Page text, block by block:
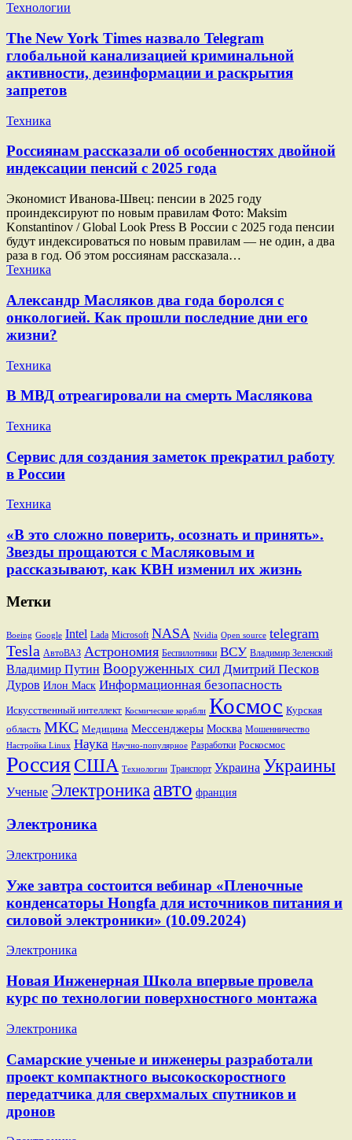
Технологии
The New York Times назвало Telegram
глобальной канализацией криминальной
активности, дезинформации и раскрытия
запретов
Техника
Россиянам рассказали об особенностях двойной
индексации пенсий с 2025 года
Экономист Иванова-Швец: пенсии в 2025 году
проиндексируют по новым правилам Фото: Maksim
Konstantinov / Global Look Press В России с 2025 года пенсии
будут индексироваться по новым правилам — не один, а два
раза в год. Об этом россиянам рассказала…
Техника
Александр Масляков два года боролся с
онкологией. Как прошли последние дни его
жизни?
Техника
В МВД отреагировали на смерть Маслякова
Техника
Сервис для создания заметок прекратил работу
в России
Техника
«В это сложно поверить, осознать и принять».
Звезды прощаются с Масляковым и
рассказывают, как КВН изменил их жизнь
Метки
Boeing Google Intel Lada Microsoft NASA Nvidia Open source telegram
Tesla АвтоВАЗ Астрономия Беспилотники ВСУ Владимир Зеленский
Владимир Путин Вооруженных сил Дмитрий Песков
Дуров Илон Маск Информационная безопасность
Искусственный интеллект Космические корабли Космос Курская
область МКС Медицина Мессенджеры Москва Мошенничество
Настройка Linux Наука Научно-популярное Разработки Роскосмос
РоссияСША Технологии Транспорт Украина Украины
Ученые Электроника авто франция
Электроника
Электроника
Уже завтра состоится вебинар «Пленочные
конденсаторы Hongfa для источников питания и
силовой электроники» (10.09.2024)
Электроника
Новая Инженерная Школа впервые провела
курс по технологии поверхностного монтажа
Электроника
Самарские ученые и инженеры разработали
проект компактного высокоскоростного
передатчика для сверхмалых спутников и
дронов